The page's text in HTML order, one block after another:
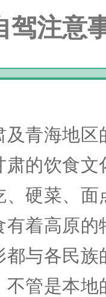
驾注意
及青海地区
肃的饮食文
、硬菜、面
有着高原
都与各民族
不管是本